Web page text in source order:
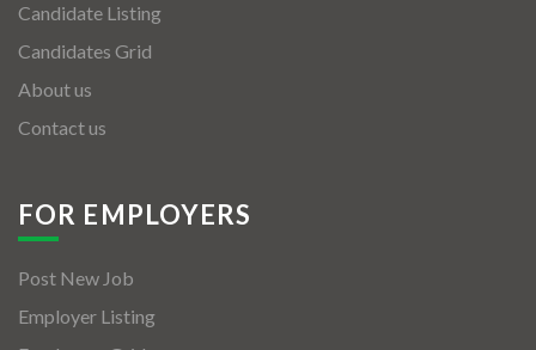
Candidate Listing
Candidates Grid
About us
Contact us
FOR EMPLOYERS
Post New Job
Employer Listing